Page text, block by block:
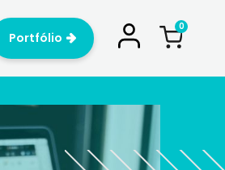
Portfólio